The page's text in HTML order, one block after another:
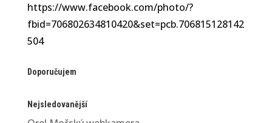
https://www.facebook.com/photo/?
fbid=706802634810420&set=pcb.706815128142
504
Doporučujem
Nejsledovanější